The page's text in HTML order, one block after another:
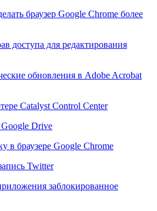
браузер Google Chrome более
доступа для редактирования
обновления в Adobe Acrobat
Catalyst Control Center
Drive
в браузере Google Chrome
Twitter
заблокированное